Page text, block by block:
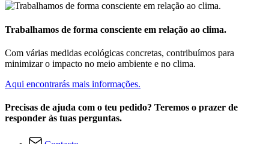
Trabalhamos de forma consciente em relação ao clima.
Com várias medidas ecológicas concretas, contribuímos para
minimizar o impacto no meio ambiente e no clima.
Aqui encontrarás mais informações.
Precisas de ajuda com o teu pedido? Teremos o prazer de
responder às tuas perguntas.